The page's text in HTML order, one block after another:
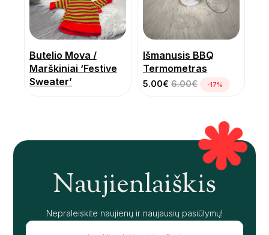
Butelio Mova /
Marškiniai ‘Festive
Sweater’
Išmanusis BBQ
Termometras
5.00€ 6.00€ -17%
Naujienlaiškis
Nepraleiskite naujienų ir naujausių pasiūlymų!